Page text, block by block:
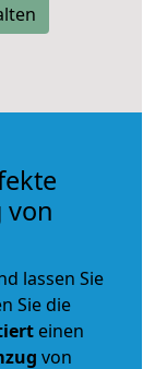
von
lassen Sie
Sie die
einen
von